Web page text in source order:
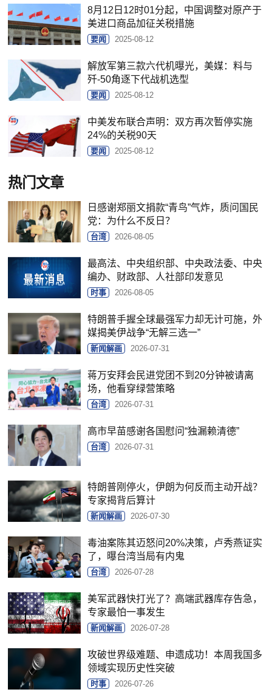
8月12日12时01分起，中国调整对原产于
美进口商品加征关税措施
要闻 2025-08-12
解放军第三款六代机曝光，美媒：料与
歼-50角逐下代战机选型
要闻 2025-08-12
中美发布联合声明：双方再次暂停实施
24%的关税90天
要闻 2025-08-12
热门文章
日感谢郑丽文捐款“青鸟”气炸，质问国民
党：为什么不反日？
台湾 2026-08-05
最高法、中央组织部、中央政法委、中央
编办、财政部、人社部印发意见
时事 2026-08-05
特朗普手握全球最强军力却无计可施，外
媒揭美伊战争“无解三选一”
新闻解画 2026-07-31
蒋万安拜会民进党团不到20分钟被请离
场，他看穿绿营策略
台湾 2026-07-31
高市早苗感谢各国慰问“独漏赖清德”
台湾 2026-07-31
特朗普刚停火，伊朗为何反而主动开战？
专家揭背后算计
新闻解画 2026-07-30
毒油案陈其迈怒问20%决策，卢秀燕证实
了，曝台湾当局有内鬼
台湾 2026-07-28
美军武器快打光了？高端武器库存告急，
专家最怕一事发生
新闻解画 2026-07-28
攻破世界级难题、申遗成功！本周我国多
领域实现历史性突破
时事 2026-07-26